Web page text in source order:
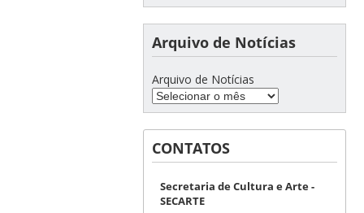
Arquivo de Notícias
Arquivo de Notícias
CONTATOS
Secretaria de Cultura e Arte -
SECARTE